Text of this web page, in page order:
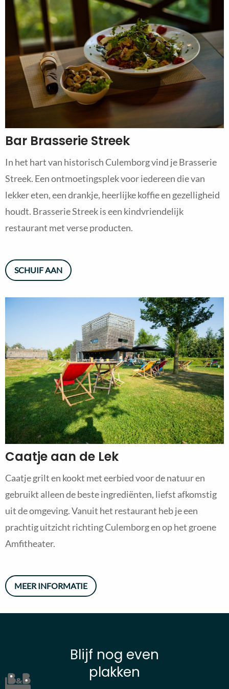
Bar Brasserie Streek
In het hart van historisch Culemborg vind je Brasserie
Streek. Een ontmoetingsplek voor iedereen die van
lekker eten, een drankje, heerlijke koffie en gezelligheid
houdt. Brasserie Streek is een kindvriendelijk
restaurant met verse producten.
SCHUIF AAN
Caatje aan de Lek
Caatje grilt en kookt met eerbied voor de natuur en
gebruikt alleen de beste ingrediënten, liefst afkomstig
uit de omgeving. Vanuit het restaurant heb je een
prachtig uitzicht richting Culemborg en op het groene
Amfitheater.
MEER INFORMATIE
Blijf nog even
plakken